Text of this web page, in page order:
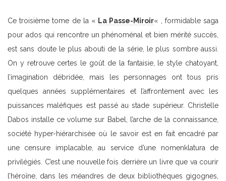
Ce troisième tome de la « La Passe-Miroir« , formidable saga
pour ados qui rencontre un phénoménal et bien mérité succès,
est sans doute le plus abouti de la série, le plus sombre aussi.
On y retrouve certes le goût de la fantaisie, le style chatoyant,
l’imagination débridée, mais les personnages ont tous pris
quelques années supplémentaires et l’affrontement avec les
puissances maléfiques est passé au stade supérieur. Christelle
Dabos installe ce volume sur Babel, l’arche de la connaissance,
société hyper-hiérarchisée où le savoir est en fait encadré par
une censure implacable, au service d’une nomenklatura de
privilégiés. C’est une nouvelle fois derrière un livre que va courir
l’héroïne, dans les méandres de deux bibliothèques gigognes,